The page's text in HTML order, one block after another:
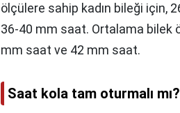
ölçülere sahip kadın bileği için,
36-40 mm saat. Ortalama bilek
mm saat ve 42 mm saat.
Saat kola tam oturmalı mı?